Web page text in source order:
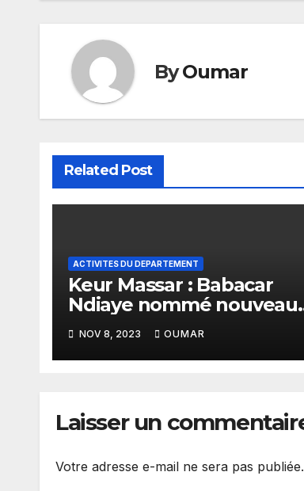
ByOumar
Related Post
ACTIVITES DU DEPARTEMENT
Keur Massar : Babacar
Ndiaye nommé nouveau
préfet du département
NOV 8, 2023 OUMAR
Laisser un
Votre adresse e-mail ne sera pas publiée.